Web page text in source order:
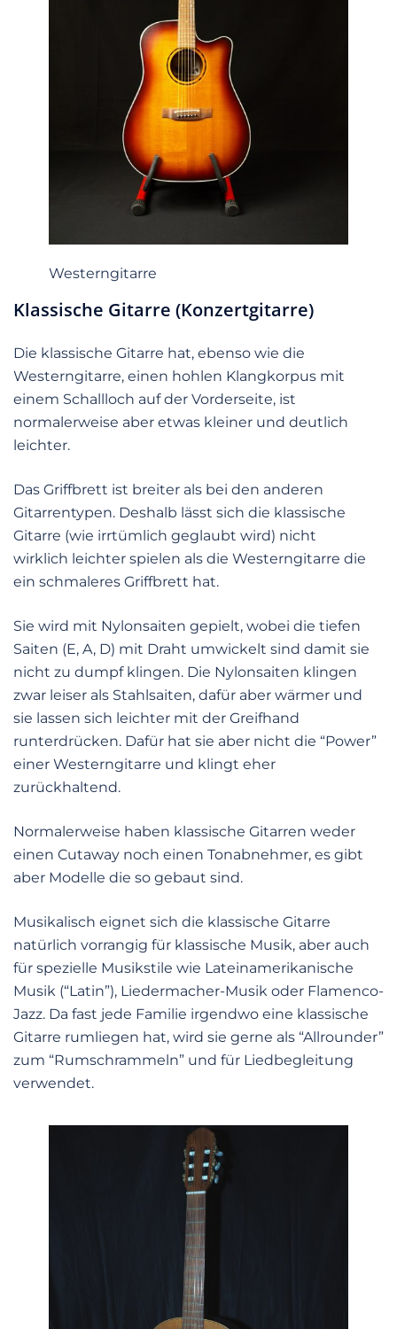
Westerngitarre
Klassische Gitarre (Konzertgitarre)
Die klassische Gitarre hat, ebenso wie die
Westerngitarre, einen hohlen Klangkorpus mit
einem Schallloch auf der Vorderseite, ist
normalerweise aber etwas kleiner und deutlich
leichter.
Das Griffbrett ist breiter als bei den anderen
Gitarrentypen. Deshalb lässt sich die klassische
Gitarre (wie irrtümlich geglaubt wird) nicht
wirklich leichter spielen als die Westerngitarre die
ein schmaleres Griffbrett hat.
Sie wird mit Nylonsaiten gepielt, wobei die tiefen
Saiten (E, A, D) mit Draht umwickelt sind damit sie
nicht zu dumpf klingen. Die Nylonsaiten klingen
zwar leiser als Stahlsaiten, dafür aber wärmer und
sie lassen sich leichter mit der Greifhand
runterdrücken. Dafür hat sie aber nicht die “Power”
einer Westerngitarre und klingt eher
zurückhaltend.
Normalerweise haben klassische Gitarren weder
einen Cutaway noch einen Tonabnehmer, es gibt
aber Modelle die so gebaut sind.
Musikalisch eignet sich die klassische Gitarre
natürlich vorrangig für klassische Musik, aber auch
für spezielle Musikstile wie Lateinamerikanische
Musik (“Latin”), Liedermacher-Musik oder Flamenco-
Jazz. Da fast jede Familie irgendwo eine klassische
Gitarre rumliegen hat, wird sie gerne als “Allrounder”
zum “Rumschrammeln” und für Liedbegleitung
verwendet.